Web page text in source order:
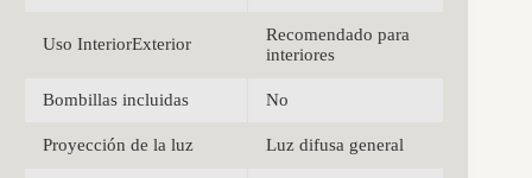
Uso InteriorExterior
Recomendado para
interiores
Bombillas incluidas No
Proyección de la luz Luz difusa general